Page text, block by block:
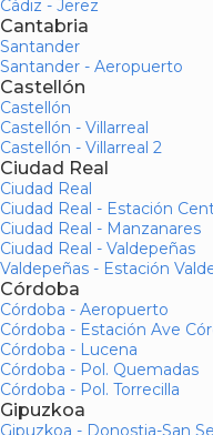
Cádiz - Jerez
Cantabria
Santander
Santander - Aeropuerto
Castellón
Castellón
Castellón - Villarreal
Castellón - Villarreal 2
Ciudad Real
Ciudad Real
Ciudad Real - Estación
Ciudad Real - Manzanares
Ciudad Real - Valdepeñas
Valdepeñas - Estación
Córdoba
Córdoba - Aeropuerto
Córdoba - Estación Ave
Córdoba - Lucena
Córdoba - Pol. Quemadas
Córdoba - Pol. Torrecilla
Gipuzkoa
Gipuzkoa - Donostia-San